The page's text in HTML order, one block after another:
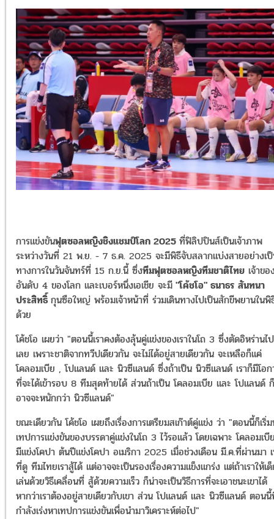
การแข่งขันฟุตซอลหญิงชิงแชมป์โลก 2025 ที่ฟิลิปปินส์เป็นเจ้าภาพ
ระหว่างวันที่ 21 พ.ย. - 7 ธ.ค. 2025 จะมีพิธีจับสลากแบ่งสายอย่างเ
ทางการในวันจันทร์ที่ 15 ก.ย.นี้ ซึ่งทีมฟุตซอลหญิงทีมชาติไทย เจ้าขอ
อันดับ 4 ของโลก และเบอร์หนึ่งเอเชีย จะมี "โค้ชโอ" ธนาธร สันทนา
ประสิทธิ์ กุนซือใหญ่ พร้อมเจ้าหน้าที่ ร่วมเดินทางไปเป็นสักขีพยานในพิ
ด้วย
โค้ชโอ เผยว่า "ตอนนี้เราคงต้องลุ้นคู่แข่งของเราในโถ 3 ซึ่งตัดอิหร่านไป
เลย เพราะชาติจากทวีปเดียวกัน จะไม่ได้อยู่สายเดียวกัน จะเหลือก็แค่
โคลอมเบีย , โปแลนด์ และ นิวซีแลนด์ ซึ่งถ้าเป็น นิวซีแลนด์ เราก็มีโอ
ที่จะได้เข้ารอบ 8 ทีมสุดท้ายได้ ส่วนถ้าเป็น โคลอมเบีย และ โปแลนด์ ก็
อาจจะหนักกว่า นิวซีแลนด์"
ขณะเดียวกัน โค้ชโอ เผยถึงเรื่องการเตรียมสเก๊าต์คู่แข่ง ว่า "ตอนนี้ก็เริ่
เทปการแข่งขันของบรรดาคู่แข่งในโถ 3 ไว้รอแล้ว โดยเฉพาะ โคลอมเ
มีแข่งโคปา ต้นปีแข่งโคปา อเมริกา 2025 เมื่อช่วงเดือน มี.ค.ที่ผ่านมา
ที่ดู ทีมไทยเราสู้ได้ แต่อาจจะเป็นรองเรื่องความแข็งแกร่ง แต่ถ้าเราให้เ
เล่นด้วยวิธีเคลื่อนที่ สู้ด้วยความเร็ว ก็น่าจะเป็นวิธีการที่จะเอาชนะเขาได้
หากว่าเราต้องอยู่สายเดียวกับเขา ส่วน โปแลนด์ และ นิวซีแลนด์ ตอน
กำลังเร่งหาเทปการแข่งขันเพื่อนำมาวิเคราะห์ต่อไป"